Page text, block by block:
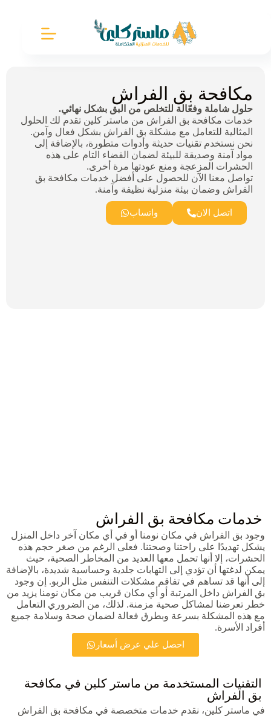
مكافحة بق الفراش
حلول شاملة وفعّالة للتخلص من البق بشكل نهائي.
خدمات مكافحة بق الفراش من ماستر كلين تقدم لك الحلول
المثالية للتعامل مع مشكلة بق الفراش بشكل فعال وآمن.
نحن نستخدم تقنيات حديثة وأدوات متطورة، بالإضافة إلى
مواد آمنة وصديقة للبيئة لضمان القضاء التام على هذه
الحشرات المزعجة ومنع عودتها مرة أخرى.
تواصل معنا الآن للحصول على أفضل خدمات مكافحة بق
الفراش وضمان بيئة منزلية نظيفة وآمنة.
اتصل الان واتساب
خدمات مكافحة بق الفراش
وجود بق الفراش في مكان نومنا أو في أي مكان آخر داخل المنزل
يشكل تهديدًا على راحتنا وصحتنا. فعلى الرغم من صغر حجم هذه
الحشرات، إلا أنها تحمل معها العديد من المخاطر الصحية، حيث
يمكن لدغتها أن تؤدي إلى التهابات جلدية وحساسية شديدة، بالإضافة
إلى أنها قد تساهم في تفاقم مشكلات التنفس مثل الربو. إن وجود
بق الفراش داخل المرتبة أو أي مكان قريب من مكان نومنا يزيد من
خطر تعرضنا لمشاكل صحية مزمنة. لذلك، من الضروري التعامل
مع هذه المشكلة بسرعة وبطرق فعالة لضمان صحة وسلامة جميع
أفراد الأسرة.
احصل علي عرض أسعار
التقنيات المستخدمة من ماستر كلين في مكافحة
بق الفراش
في ماستر كلين، نقدم خدمات متخصصة في مكافحة بق الفراش